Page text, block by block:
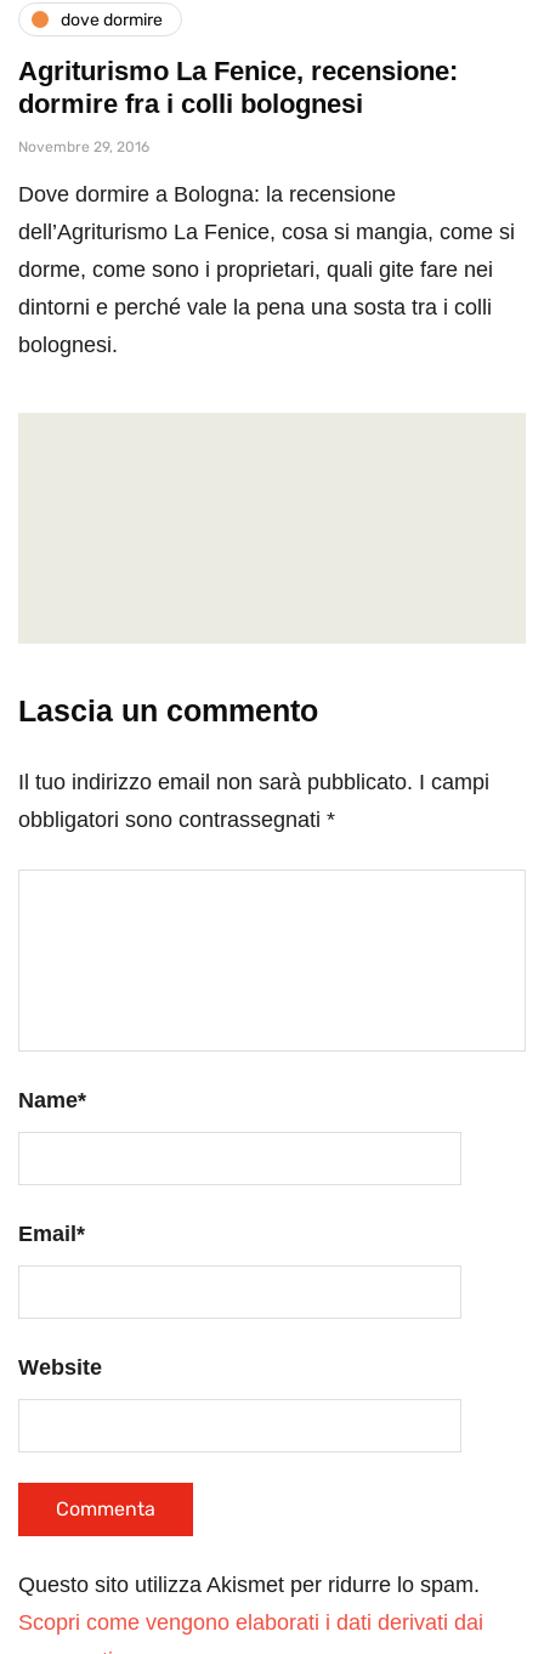
dove dormire
Agriturismo La Fenice, recensione:
dormire fra i colli bolognesi
Novembre 29, 2016
Dove dormire a Bologna: la recensione
dell’Agriturismo La Fenice, cosa si mangia, come si
dorme, come sono i proprietari, quali gite fare nei
dintorni e perché vale la pena una sosta tra i colli
bolognesi.
Lascia un commento
Il tuo indirizzo email non sarà pubblicato. I campi
obbligatori sono contrassegnati *
Name*
Email *
Website
Questo sito utilizza Akismet per ridurre lo spam.
Scopri come vengono elaborati i dati derivati dai